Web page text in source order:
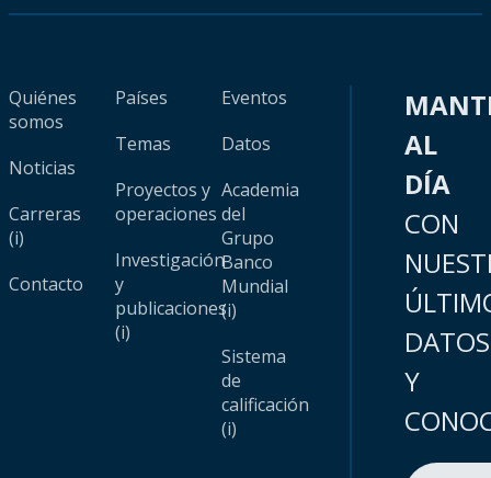
Quiénes
somos
Noticias
Carreras
(i)
Contacto
Países
Temas
Proyectos y
operaciones
Investigación
y
publicaciones
(i)
Eventos
Datos
Academia
del
Grupo
Banco
Mundial
(i)
Sistema
de
calificación
(i)
AL
DÍA
CON
DATOS
Y